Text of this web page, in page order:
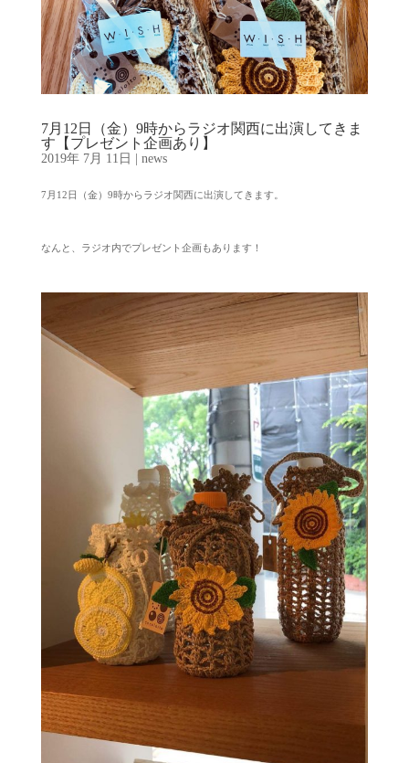
7月12日（金）9時からラジオ関西に出演してきま
す【プレゼント企画あり】
2019年 7月 11日 news
7月12日（金）9時からラジオ関西に出演してきます。
なんと、ラジオ内でプレゼント企画もあります！